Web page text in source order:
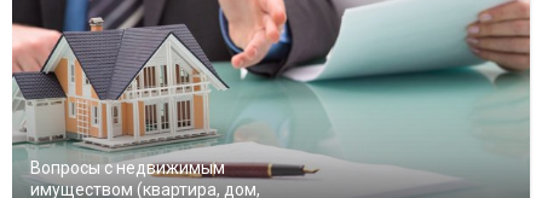
Вопросы с недвижимым
имуществом (квартира, дом,